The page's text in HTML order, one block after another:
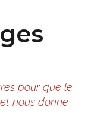
pour que le
nous donne